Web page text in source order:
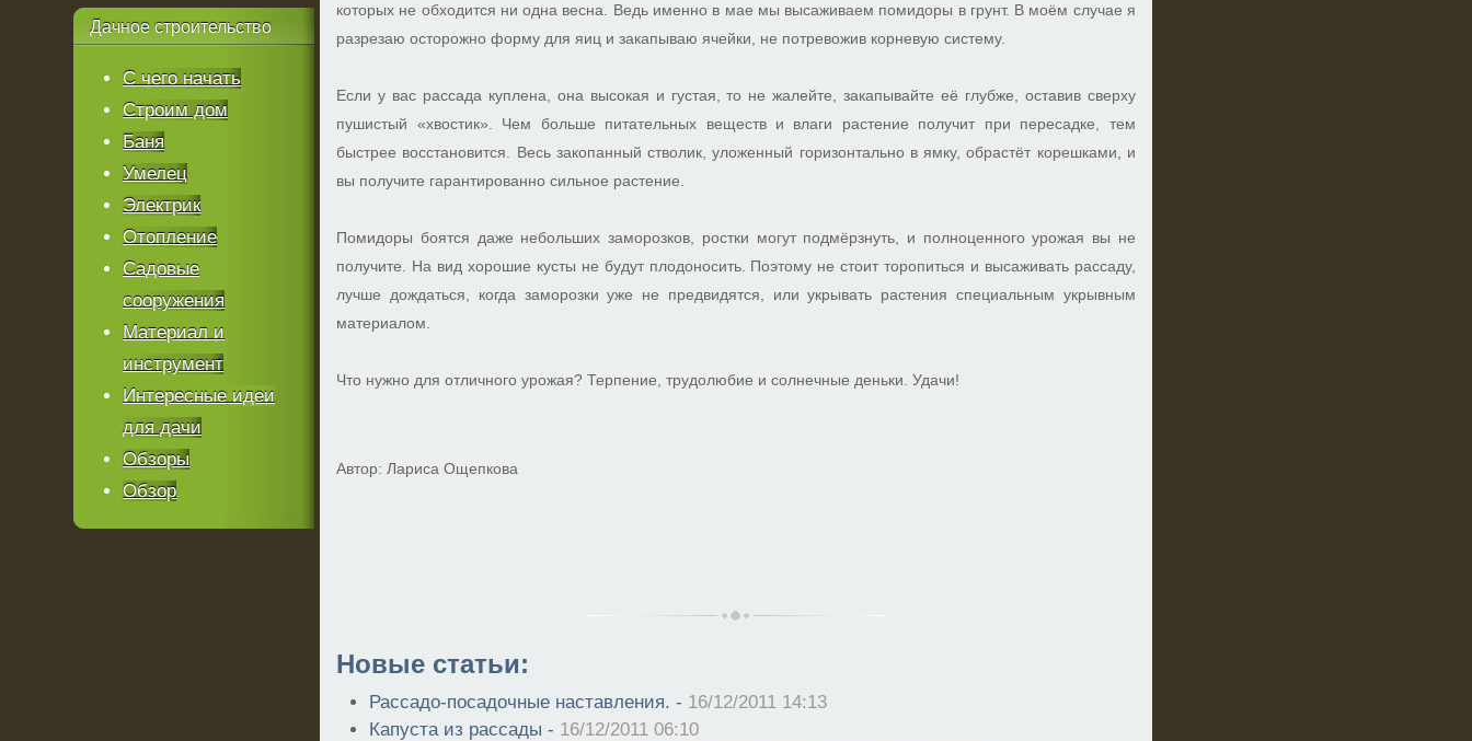
которых не обходится ни одна весна. Ведь именно в мае мы высаживаем помидоры в грунт. В моём случае я
разрезаю осторожно форму для яиц и закапываю ячейки, не потревожив корневую систему.
Если у вас рассада куплена, она высокая и густая, то не жалейте, закапывайте её глубже, оставив сверху
пушистый «хвостик». Чем больше питательных веществ и влаги растение получит при пересадке, тем
быстрее восстановится. Весь закопанный стволик, уложенный горизонтально в ямку, обрастёт корешками, и
вы получите гарантированно сильное растение.
Помидоры боятся даже небольших заморозков, ростки могут подмёрзнуть, и полноценного урожая вы не
получите. На вид хорошие кусты не будут плодоносить. Поэтому не стоит торопиться и высаживать рассаду,
лучше дождаться, когда заморозки уже не предвидятся, или укрывать растения специальным укрывным
материалом.
Что нужно для отличного урожая? Терпение, трудолюбие и солнечные деньки. Удачи!
Автор: Лариса Ощепкова
Новые статьи:
Рассадо-посадочные наставления. - 16/12/2011 14:13
Капуста из рассады - 16/12/2011 06:10
Дачное строительство
С чего начать
Строим дом
Баня
Умелец
Электрик
Отопление
Садовые
сооружения
Материал и
инструмент
Интересные идеи
для дачи
Обзоры
Обзор